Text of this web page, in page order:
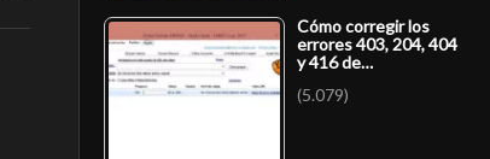
Cómo corregir los
errores 403, 204, 404
y 416 de…
(5.079)